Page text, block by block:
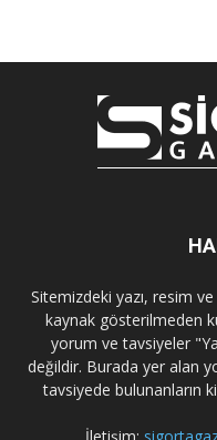
Sitemizdeki yazı, resim ve
kaynak gösterilmeden
yorum ve tavsiyeler
değildir. Burada yer alan
tavsiyede bulunanların